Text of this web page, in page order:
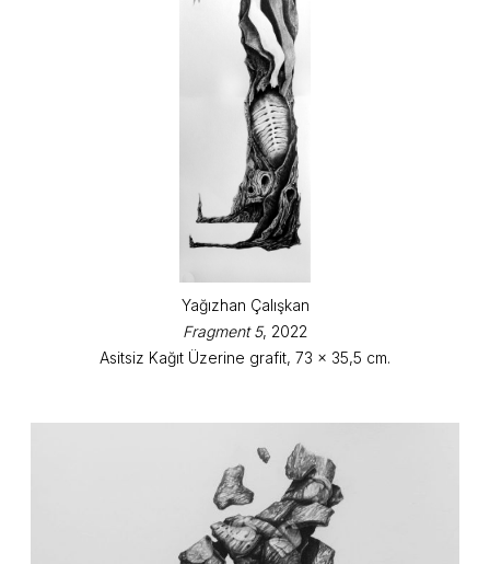
Yağızhan Çalışkan
Fragment 5, 2022
Asitsiz Kağıt Üzerine grafit, 73 x 35,5 cm.